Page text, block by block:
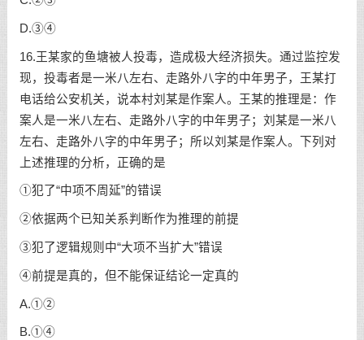
D.③④
16.王某家的鱼塘被人投毒，造成极大经济损失。通过监控发
现，投毒者是一米八左右、走路外八字的中年男子，王某打
电话给公安机关，说本村刘某是作案人。王某的推理是：作
案人是一米八左右、走路外八字的中年男子；刘某是一米八
左右、走路外八字的中年男子；所以刘某是作案人。下列对
上述推理的分析，正确的是
①犯了“中项不周延”的错误
②依据两个已知关系判断作为推理的前提
③犯了逻辑规则中“大项不当扩大”错误
④前提是真的，但不能保证结论一定真的
A.①②
B.①④